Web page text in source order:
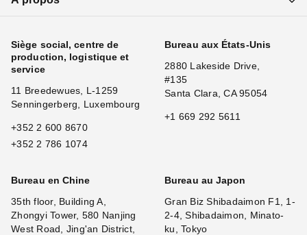
Siège social, centre de
production, logistique et
service
11 Breedewues, L-1259
Senningerberg, Luxembourg
+352 2 600 8670
+352 2 786 1074
Bureau aux États-Unis
2880 Lakeside Drive,
#135
Santa Clara, CA 95054
+1 669 292 5611
Bureau en Chine
35th floor, Building A,
Zhongyi Tower, 580 Nanjing
West Road, Jing'an District,
Bureau au Japon
Gran Biz Shibadaimon F1, 1-
2-4, Shibadaimon, Minato-
ku, Tokyo